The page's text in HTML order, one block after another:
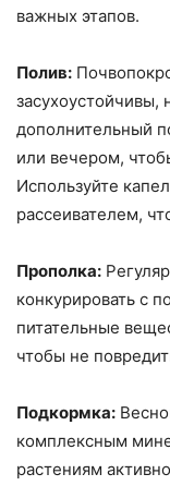
важных этапов.
Полив:
дополнительный
или вечером,
Используйте
рассеивателем,
Прополка:
конкурировать с
питательные
чтобы не
Подкормка:
комплексным
растениям